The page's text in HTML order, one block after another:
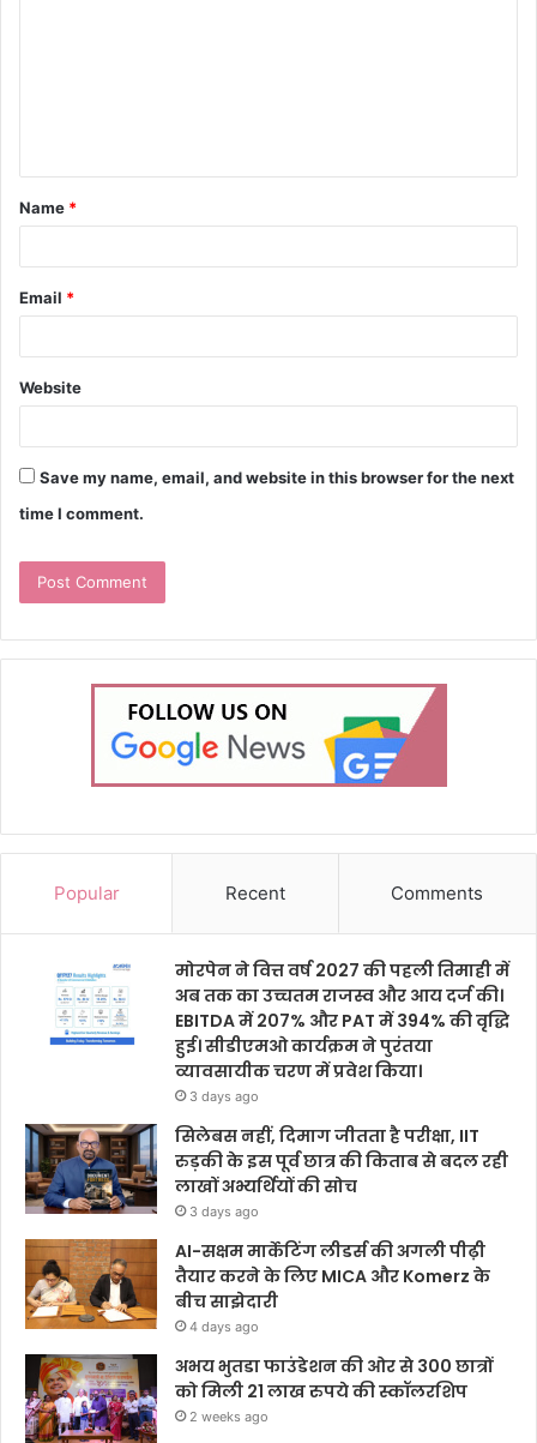
Name *
Email *
Website
Save my name, email, and website in this browser for the next
time I comment.
Popular Recent Comments
मोरपेन ने वित्त वर्ष 2027 की पहली तिमाही में
अब तक का उच्चतम राजस्व और आय दर्ज की।
EBITDA में 207% और PAT में 394% की वृद्धि
हुई। सीडीएमओ कार्यक्रम ने पुरंतया
व्यावसायीक चरण में प्रवेश किया।
3 days ago
सिलेबस नहीं, दिमाग जीतता है परीक्षा, IIT
रुड़की के इस पूर्व छात्र की किताब से बदल रही
लाखों अभ्यर्थियों की सोच
3 days ago
AI-सक्षम मार्केटिंग लीडर्स की अगली पीढ़ी
तैयार करने के लिए MICA और Komerz के
बीच साझेदारी
4 days ago
अभय भुतडा फाउंडेशन की ओर से 300 छात्रों
को मिली 21 लाख रुपये की स्कॉलरशिप
2 weeks ago